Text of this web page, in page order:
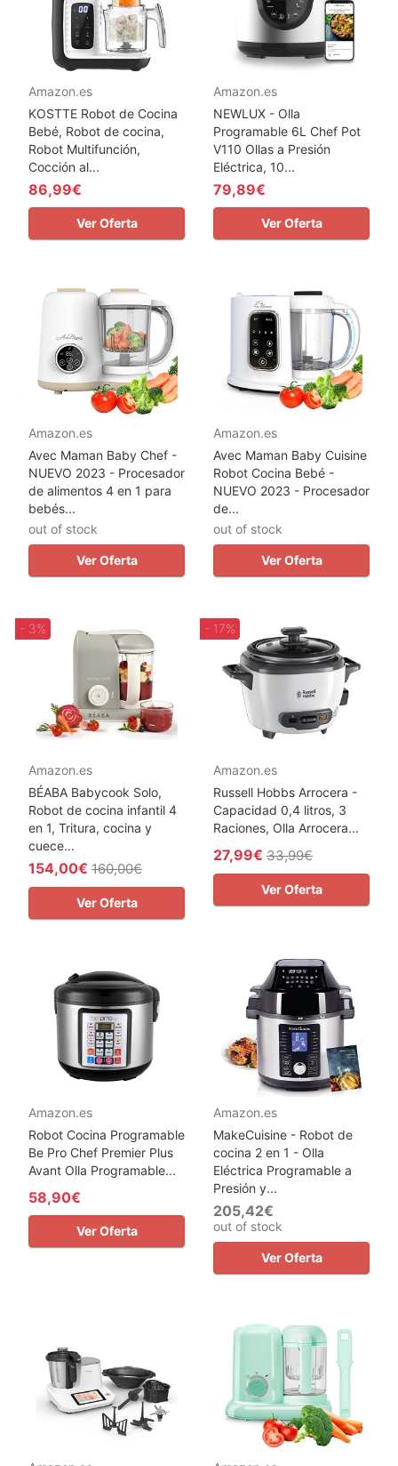
Amazon.es
KOSTTE Robot de Cocina
Bebé, Robot de cocina,
Robot Multifunción,
Cocción al...
86,99€
Ver Oferta
Amazon.es
NEWLUX - Olla
Programable 6L Chef Pot
V110 Ollas a Presión
Eléctrica, 10...
79,89€
Ver Oferta
Amazon.es
Avec Maman Baby Chef -
NUEVO 2023 - Procesador
de alimentos 4 en 1 para
bebés...
out of stock
Ver Oferta
Amazon.es
Avec Maman Baby Cuisine
Robot Cocina Bebé -
NUEVO 2023 - Procesador
de...
out of stock
Ver Oferta
- 3%
Amazon.es
BÉABA Babycook Solo,
Robot de cocina infantil 4
en 1, Tritura, cocina y
cuece...
154,00€ 160,00€
Ver Oferta
- 17%
Amazon.es
Russell Hobbs Arrocera -
Capacidad 0,4 litros, 3
Raciones, Olla Arrocera...
27,99€ 33,99€
Ver Oferta
Amazon.es
Robot Cocina Programable
Be Pro Chef Premier Plus
Avant Olla Programable...
58,90€
Ver Oferta
Amazon.es
MakeCuisine - Robot de
cocina 2 en 1 - Olla
Eléctrica Programable a
Presión y...
205,42€
out of stock
Ver Oferta